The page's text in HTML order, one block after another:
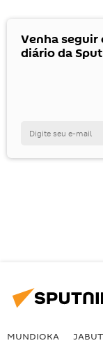
Venha seguir
diário da
MUNDIOKA